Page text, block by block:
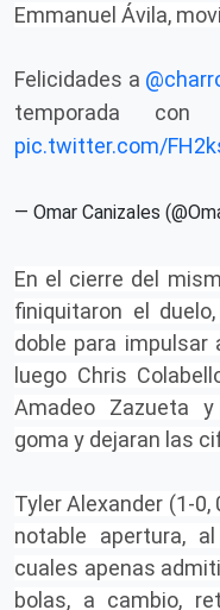
Emmanuel Ávila,
Felicidades a
temporada con
pic.twitter.com/
— Omar Canizales
En el cierre del
finiquitaron el
doble para impulsar
luego Chris
Amadeo Zazueta
goma y dejaran las
Tyler Alexander (1-
notable apertura,
cuales apenas
bolas, a cambio,